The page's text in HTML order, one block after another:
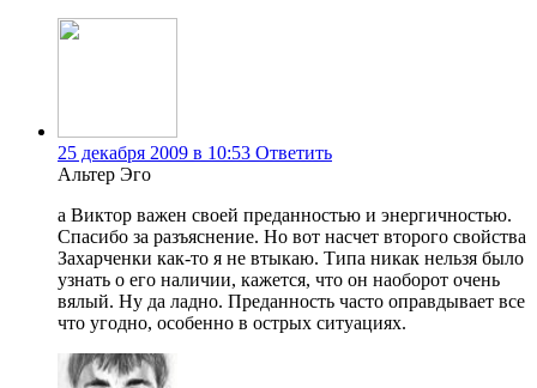
25 декабря 2009 в 10:53 Ответить
Альтер Эго
а Виктор важен своей преданностью и энергичностью.
Спасибо за разъяснение. Но вот насчет второго свойства
Захарченки как-то я не втыкаю. Типа никак нельзя было
узнать о его наличии, кажется, что он наоборот очень
вялый. Ну да ладно. Преданность часто оправдывает все
что угодно, особенно в острых ситуациях.